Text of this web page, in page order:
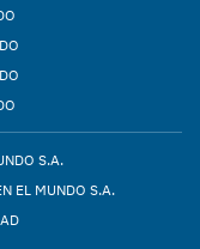
S.A.
EL MUNDO S.A.